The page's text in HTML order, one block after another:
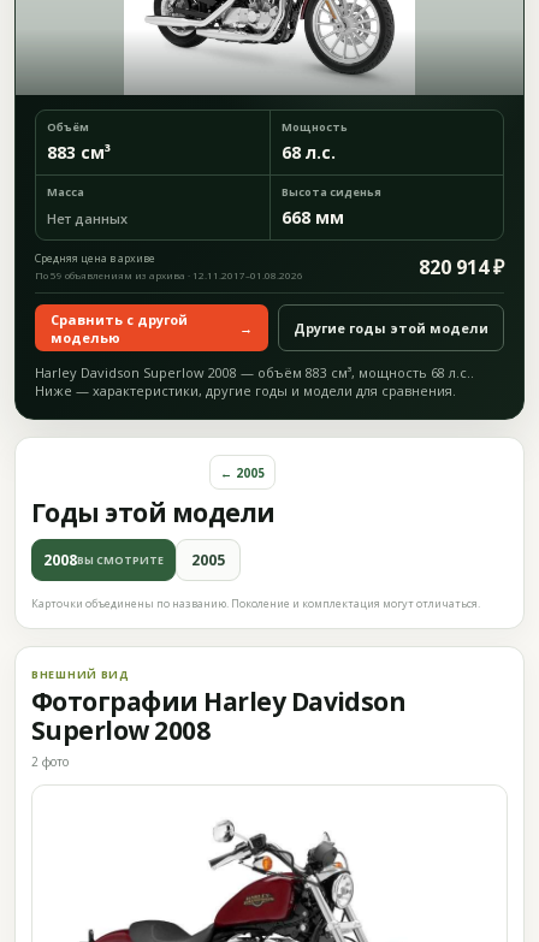
Объём
883 см³
Мощность
68 л.с.
Масса
Нет данных
Высота сиденья
668 мм
Средняя цена в архиве 820 914 ₽
По 59 объявлениям из архива · 12.11.2017–01.08.2026
Сравнить с другой
моделью
→ Другие годы этой модели
Harley Davidson Superlow 2008 — объём 883 см³, мощность 68 л.с..
Ниже — характеристики, другие годы и модели для сравнения.
Годы этой модели
← 2005
2008ВЫ СМОТРИТЕ 2005
Карточки объединены по названию. Поколение и комплектация могут отличаться.
ВНЕШНИЙ ВИД
Фотографии Harley Davidson
Superlow 2008
2 фото